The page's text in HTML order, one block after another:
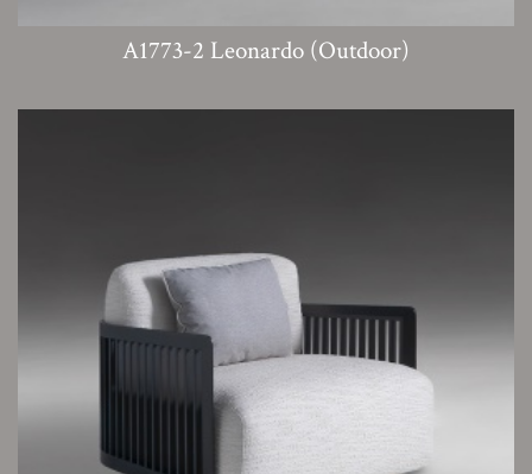
A1773-2 Leonardo (Outdoor)